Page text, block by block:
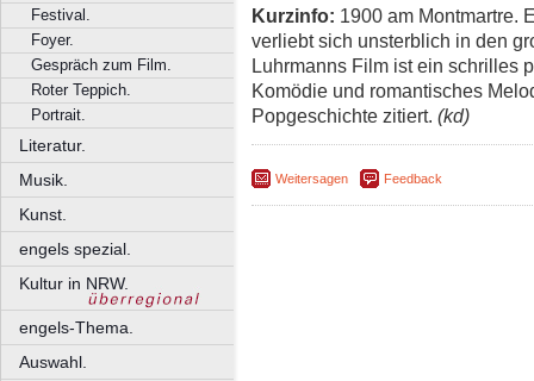
Festival.
Foyer.
Gespräch zum Film.
Roter Teppich.
Portrait.
Literatur.
Musik.
Kunst.
engels spezial.
Kultur in NRW.
engels-Thema.
Auswahl.
Kurzinfo: 1900 am Montmartre.
verliebt sich unsterblich in den
Luhrmanns Film ist ein schrilles
Komödie und romantisches
Popgeschichte zitiert. (kd)
Weitersagen Feedback